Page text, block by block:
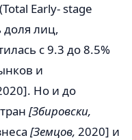
Early- stage
доля лиц,
с 9.3 до 8.5%
и
Но и до
[Збировски,
[Земцов, 2020] и